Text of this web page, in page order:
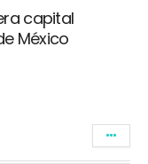
capital
México